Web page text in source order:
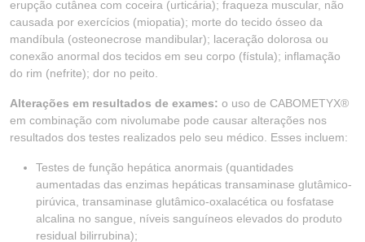
erupção cutânea com coceira (urticária); fraqueza muscular, não
causada por exercícios (miopatia); morte do tecido ósseo da
mandíbula (osteonecrose mandibular); laceração dolorosa ou
conexão anormal dos tecidos em seu corpo (fístula); inflamação
do rim (nefrite); dor no peito.
Alterações em resultados de exames: o uso de CABOMETYX®
em combinação com nivolumabe pode causar alterações nos
resultados dos testes realizados pelo seu médico. Esses incluem:
Testes de função hepática anormais (quantidades
aumentadas das enzimas hepáticas transaminase glutâmico-
pirúvica, transaminase glutâmico-oxalacética ou fosfatase
alcalina no sangue, níveis sanguíneos elevados do produto
residual bilirrubina);